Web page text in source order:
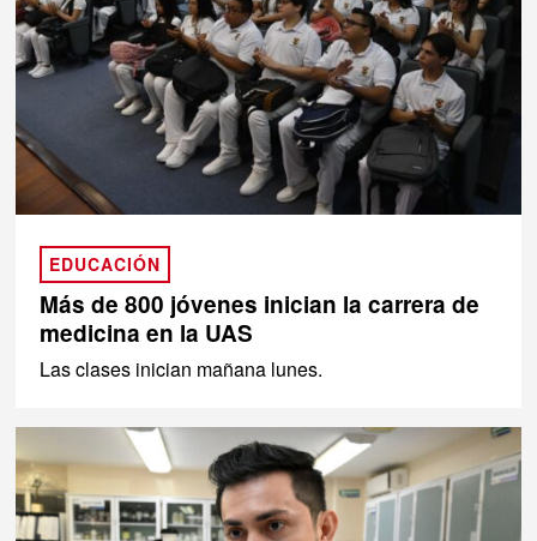
EDUCACIÓN
Más de 800 jóvenes inician la carrera de
medicina en la UAS
Las clases inician mañana lunes.